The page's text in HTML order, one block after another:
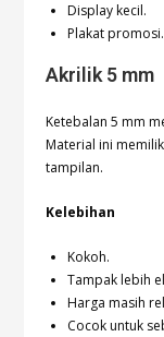
Display kecil.
Plakat promosi.
Akrilik 5 mm
Ketebalan 5 mm
Material ini
tampilan.
Kelebihan
Kokoh.
Tampak lebih
Harga masih
Cocok untuk